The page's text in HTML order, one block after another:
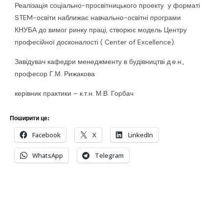
Реалізація соціально-просвітницького проекту у форматі
STEM-освіти наближає навчально-освітні програми
КНУБА до вимог ринку праці, створює модель Центру
професійної досконалості ( Center of Excellence).
Завідувач кафедри менеджменту в будівництві д.е.н.,
професор Г.М. Рижакова
керівник практики – к.т.н. М.В. Горбач
Поширити це:
Facebook X LinkedIn
WhatsApp Telegram